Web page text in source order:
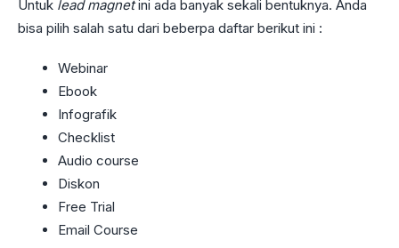
Untuk lead magnetini ada banyak sekali bentuknya. Anda
bisa pilih salah satu dari beberpa daftar berikut ini :
Webinar
Ebook
Infografik
Checklist
Audio course
Diskon
Free Trial
Email Course